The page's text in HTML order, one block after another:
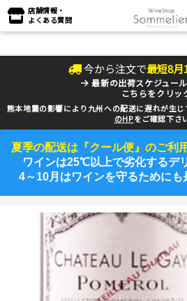
店舗情報・
よくある質問
今から注文で最短8月
最新の出荷スケジュー
こちらをクリッ
熊本地震の影響により九州への配送に遅れが生
のHPをご確認下さ
夏季の配送は『クール便』のご利
ワインは25℃以上で劣化するデ
4～10月はワインを守るためにも